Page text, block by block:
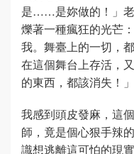
是……是妳做的！」老
爍著一種瘋狂的光芒
我。舞臺上的一切，
在這個舞台上存活，
的東西，都該消失！」
我感到頭皮發麻，這
師，竟是個心狠手辣
識想逃離這可怕的現